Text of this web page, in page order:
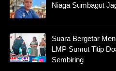
Niaga Sumbagut
Suara Bergetar
LMP Sumut Titip
Sembiring